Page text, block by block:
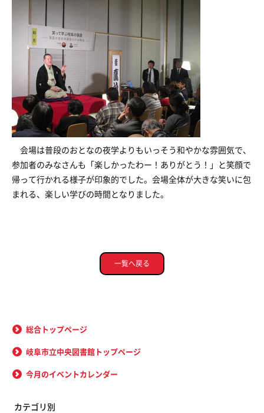
会場は普段のおとなの夜学よりもいっそう和やかな雰囲気で、
参加者のみなさんも「楽しかったわー！ありがとう！」と笑顔で
帰って行かれる様子が印象的でした。会場全体が大きな笑いに包
まれる、楽しい学びの時間となりました。
一覧へ戻る
総合トップページ
岐阜市立中央図書館トップページ
今月のイベントカレンダー
カテゴリ別